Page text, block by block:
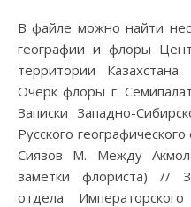
В файле можно найти несколько текстов об изучении
географии и флоры
территории
Очерк флоры г.
Записки Западно-
Русского
Сиязов М. Между
заметки флориста) //
отдела Императорского